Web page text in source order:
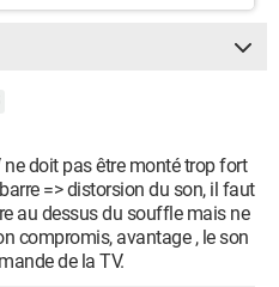
doit pas être monté trop fort
=> distorsion du son, il faut
au dessus du souffle mais ne
compromis, avantage , le son
de la TV.